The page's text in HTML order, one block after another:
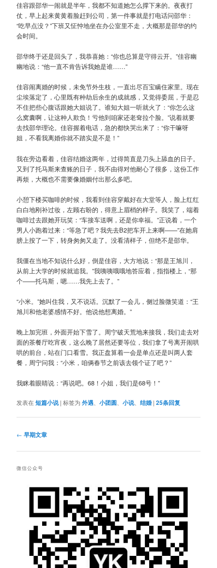
佳容跟邵华一闹就是半年，我都不知道她怎么撑下来的。夜夜打
仗，早上起来黄黄着脸赶到公司，第一件事就是打电话问邵华：
“吃早点没？”下班又怔忡地坐在办公室里不走，大概那是邵华的约
会时间。
邵华终于还是回头了，我恭喜她：“你也总算是守得云开。”佳容幽
幽地说：“他一直不肯告诉我她是谁……”
佳容闹离婚的时候，未免节外生枝，一直出尽百宝瞒住家里。现在
尘埃落定了，心里既有种劫后余生的成就感，又觉得委屈，于是忍
不住把些心腹话跟她大姐说了。谁知大姐一听就火了：“你怎么这
么窝囊啊，让这种人欺负！亏他到咱家还老耷拉个脸。”说着就要
去找邵华理论。佳容握着电话，急的都快哭出来了：“你干嘛呀
姐，不看我离婚你就不踏实是不是！”
我在旁边看着，佳容结婚这两年，过得简直是刀头上舔血的日子。
又到了托马斯来查账的日子，我不由得对他耐心了很多，这份工作
再烦，大概也不需要像婚姻付出那么多吧。
小憩下楼买咖啡的时候，我看到佳容穿戴好在大堂等人，脸上红红
白白地刚补过妆，左顾右盼的，得意上眉梢的样子。我笑了，端着
咖啡过去跟她开玩笑：“车接车送啊，还是你幸福。”正说着，一个
男人小跑着过来：“等急了吧？我先去B2把车开上来啊——”在她肩
膀上按了一下，转身匆匆又走了。没看清样子，但绝不是邵华。
我僵在当地不知说什么好，倒是佳容，大方地说：“那是王旭川，
从前上大学的时候就追我。”我咦咦哦哦地答应着，指指楼上，“那
个——托马斯，嗯……我先上去了。”
“小米。”她叫住我，又不说话。沉默了一会儿，侧过脸微笑道：“王
旭川和他老婆感情不好。他说他想离婚。”
晚上加完班，外面开始下雪了。周宁破天荒地来接我，我们走去对
面的茶餐厅吃宵夜，这么晚了居然还要等位，我们拿了号离开闹哄
哄的前台，站在门口看雪。我正盘算着一会是单点还是叫两人套
餐，周宁问我：“小米，咱俩春节之前该去领个证了吧？”
我眯着眼睛说：“再说吧。68！小姐，我们是68号！”
发表在短篇小说 |标签为 外遇 、小团圆 、小说、结婚 |25条回复
文
导
← 早期文章
微信公众号